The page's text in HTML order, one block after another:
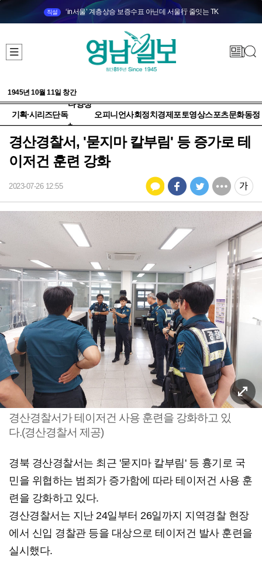
직설 ‘in서울’ 계층상승 보증수표 아닌데 서울行 줄잇는 TK
1945년 10월 11일 창간
기획·시리즈단독
다양성
+
오피니언사회정치 경제 포토영상스포츠문화동정
경산경찰서, '묻지마 칼부림' 등 증가로 테
이저건 훈련 강화
2023-07-26 12:55
경산경찰서가 테이저건 사용 훈련을 강화하고 있
다.(경산경찰서 제공)
경북 경산경찰서는 최근 '묻지마 칼부림' 등 흉기로 국
민을 위협하는 범죄가 증가함에 따라 테이저건 사용 훈
련을 강화하고 있다.
경산경찰서는 지난 24일부터 26일까지 지역경찰 현장
에서 신입 경찰관 등을 대상으로 테이저건 발사 훈련을
실시했다.